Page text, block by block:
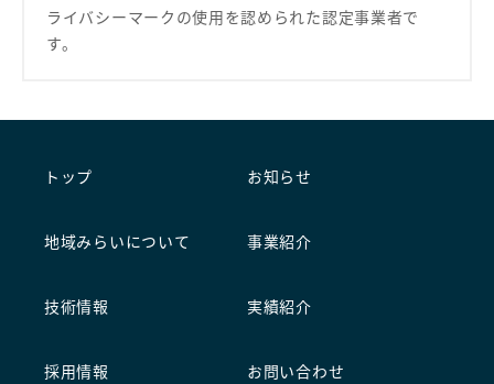
ライバシーマークの使用を認められた認定事業者で
す。
トップ お知らせ
地域みらいについて 事業紹介
技術情報 実績紹介
採用情報 お問い合わせ